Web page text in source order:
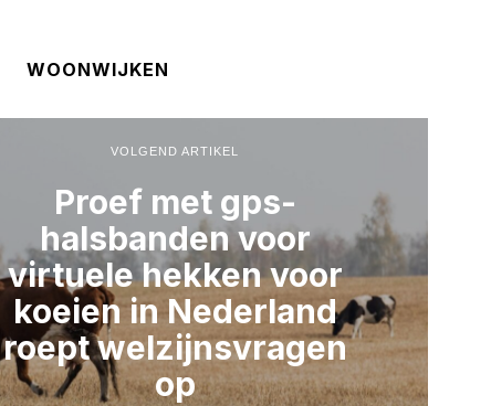
WOONWIJKEN
VOLGEND ARTIKEL
Proef met gps-
halsbanden voor
virtuele hekken voor
koeien in Nederland
roept welzijnsvragen
op